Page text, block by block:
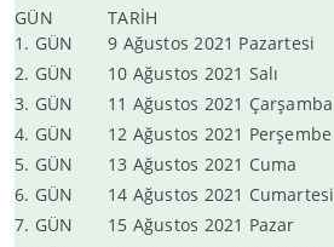
GÜN
TARİH
1. GÜN
9 Ağustos 2021 Pazartesi
2. GÜN
10 Ağustos 2021 Salı
3. GÜN
11 Ağustos 2021 Çarşamba
4. GÜN
12 Ağustos 2021 Perşembe
5. GÜN
13 Ağustos 2021 Cuma
6. GÜN
14 Ağustos 2021 Cumartesi
7. GÜN
15 Ağustos 2021 Pazar